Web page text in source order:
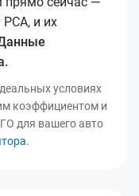
РСА, и их
условиях
коэффициентом и
для вашего авто
.